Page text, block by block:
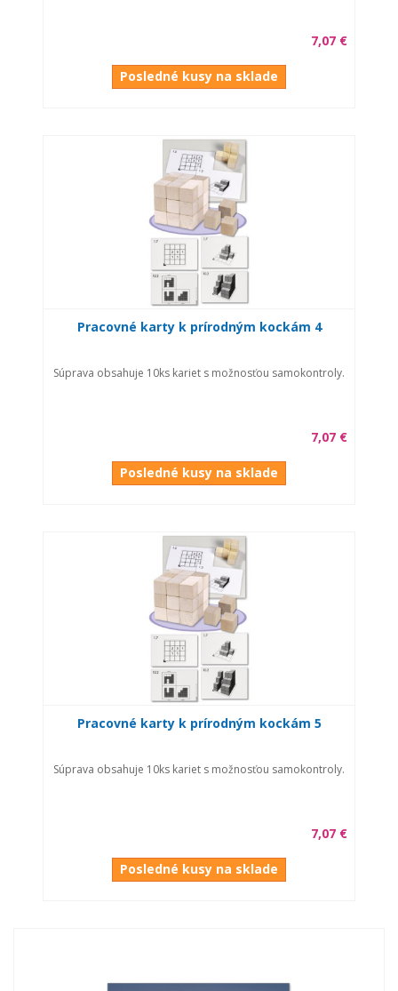
7,07 €
Posledné kusy na sklade
Pracovné karty k prírodným kockám 4
Súprava obsahuje 10ks kariet s možnosťou samokontroly.
7,07 €
Posledné kusy na sklade
Pracovné karty k prírodným kockám 5
Súprava obsahuje 10ks kariet s možnosťou samokontroly.
7,07 €
Posledné kusy na sklade